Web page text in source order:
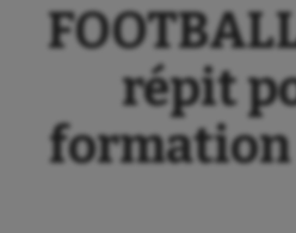
répit
formation